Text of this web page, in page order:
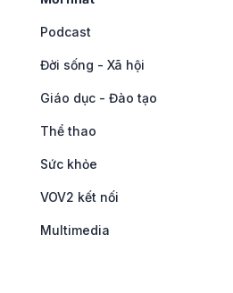
Podcast
Đời sống - Xã hội
Giáo dục - Đào tạo
Thể thao
Sức khỏe
VOV2 kết nối
Multimedia